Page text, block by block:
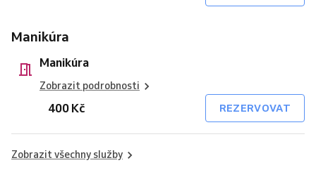
Manikúra
Manikúra
Zobrazit podrobnosti
400 Kč REZERVOVAT
Zobrazit všechny služby